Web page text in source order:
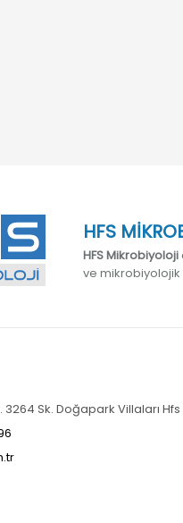
HFS
HFS Mikrobiyoloji
ve mikrobiyolojik
Sk. Doğapark Villaları Hfs